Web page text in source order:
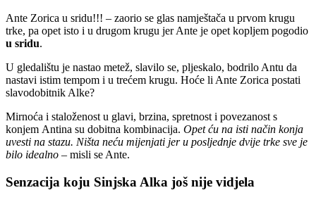
Ante Zorica u sridu!!! – zaorio se glas namještača u prvom krugu
trke, pa opet isto i u drugom krugu jer Ante je opet kopljem pogodio
u sridu.
U gledalištu je nastao metež, slavilo se, pljeskalo, bodrilo Antu da
nastavi istim tempom i u trećem krugu. Hoće li Ante Zorica postati
slavodobitnik Alke?
Mirnoća i staloženost u glavi, brzina, spretnost i povezanost s
konjem Antina su dobitna kombinacija. Opet ću na isti način konja
uvesti na stazu. Ništa neću mijenjati jer u posljednje dvije trke sve je
bilo idealno – misli se Ante.
Senzacija koju Sinjska Alka još nije vidjela